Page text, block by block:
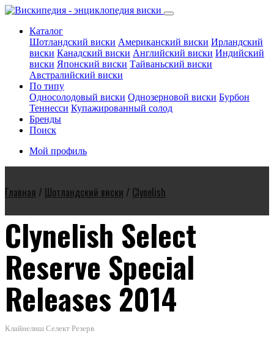
Каталог
Шотландский виски Американский виски Ирландский
виски Канадский виски Английский виски Индийский
виски Японский виски Тайваньский виски
Австралийский виски
По типу
Односолодовый виски Однозерновой виски Бурбон
Теннесси Купажированный солод
Бренды
Поиск
Мой профиль
Главная / Шотландский виски / Clynelish
Clynelish Select
Reserve Special
Releases 2014
Клайнелиш Селект Резерв